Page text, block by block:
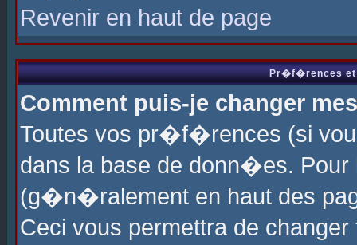
Revenir en haut de page
Pr�f�rences et
Comment puis-je changer
Toutes vos pr�f�rences (si
dans la base de donn�es.
(g�n�ralement en haut des
Ceci vous permettra de